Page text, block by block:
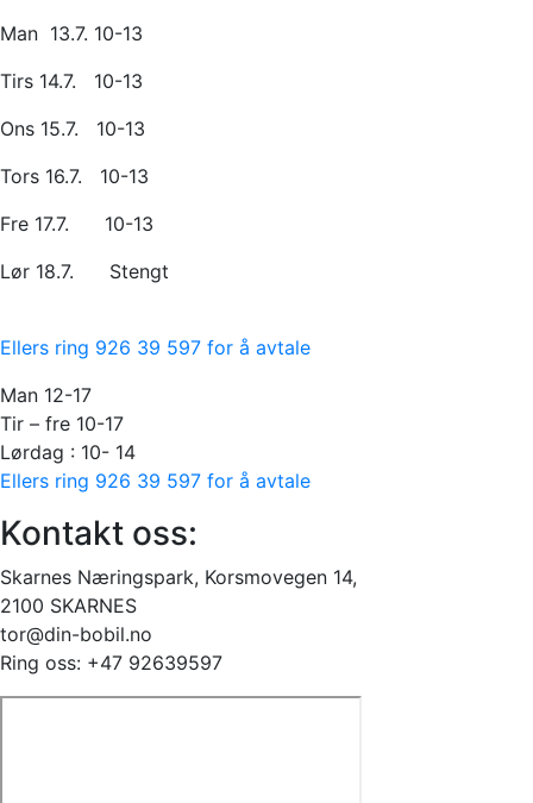
Man 13.7. 10-13
Tirs 14.7. 10-13
Ons 15.7. 10-13
Tors 16.7. 10-13
Fre 17.7. 10-13
Lør 18.7. Stengt
Ellers ring 926 39 597 for å avtale
Man 12-17
Tir – fre 10-17
Lørdag : 10- 14
Ellers ring 926 39 597 for å avtale
Kontakt oss:
Skarnes Næringspark, Korsmovegen 14,
2100 SKARNES
tor@din-bobil.no
Ring oss: +47 92639597